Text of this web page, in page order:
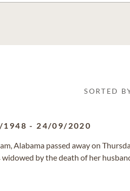
SORTED
- 24/09/2020
Alabama passed away on
widowed by the death of her